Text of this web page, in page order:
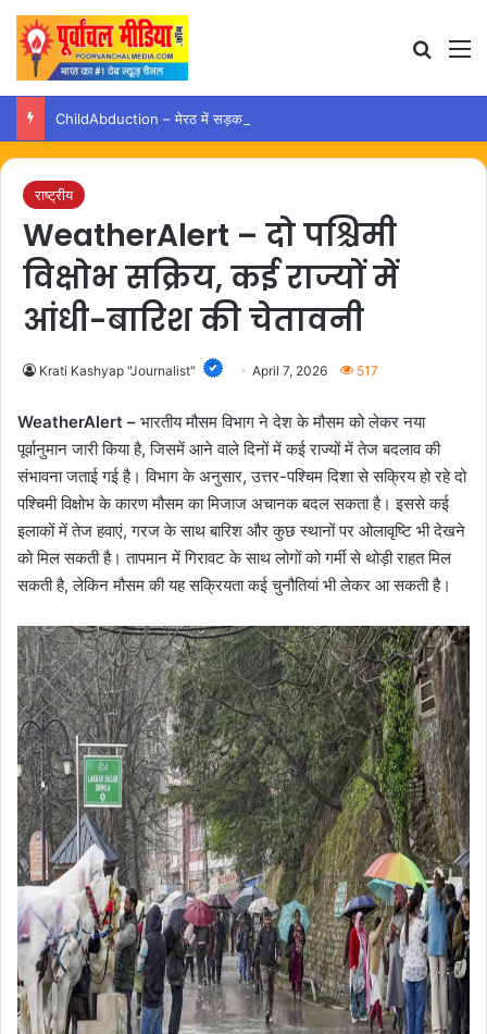
राष्ट्रीय
WeatherAlert – दो पश्चिमी
विक्षोभ सक्रिय, कई राज्यों में
आंधी-बारिश की चेतावनी
Krati Kashyap "Journalist" April 7, 2026 517
WeatherAlert – भारतीय मौसम विभाग ने देश के मौसम को लेकर नया
पूर्वानुमान जारी किया है, जिसमें आने वाले दिनों में कई राज्यों में तेज बदलाव की
संभावना जताई गई है। विभाग के अनुसार, उत्तर-पश्चिम दिशा से सक्रिय हो रहे दो
पश्चिमी विक्षोभ के कारण मौसम का मिजाज अचानक बदल सकता है। इससे कई
इलाकों में तेज हवाएं, गरज के साथ बारिश और कुछ स्थानों पर ओलावृष्टि भी देखने
को मिल सकती है। तापमान में गिरावट के साथ लोगों को गर्मी से थोड़ी राहत मिल
सकती है, लेकिन मौसम की यह सक्रियता कई चुनौतियां भी लेकर आ सकती है।